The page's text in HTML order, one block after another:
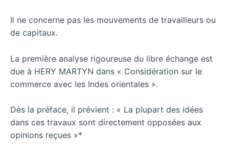
Il ne concerne pas les mouvements de travailleurs ou
de capitaux.
La première analyse rigoureuse du libre échange est
due à HERY MARTYN dans « Considération sur le
commerce avec les Indes orientales ».
Dès la préface, il prévient : « La plupart des idées
dans ces travaux sont directement opposées aux
opinions reçues »*